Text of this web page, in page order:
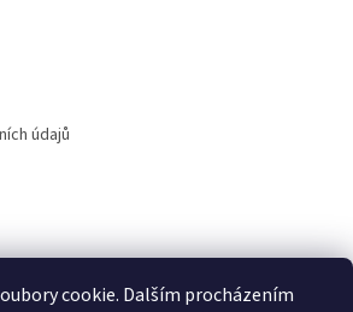
cookie. Dalším procházením
údajů